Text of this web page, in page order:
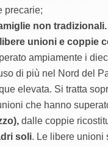
precarie;
non
unioni e coppie
ampiamente i
di più nel Nord del
elevata. Si tratta
che hanno
dalle coppie
soli. Le libere unioni